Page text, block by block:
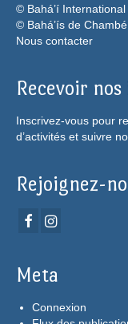
© Bahá’í
© Bahá’ís de
Nous contacter
Recevoir
Inscrivez-vous pour
d’activités et suivre
Rejoignez-
Meta
Connexion